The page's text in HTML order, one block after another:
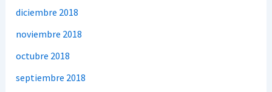
diciembre 2018
noviembre 2018
octubre 2018
septiembre 2018